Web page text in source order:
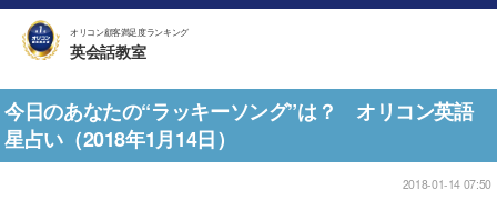
オリコン顧客満足度ランキング
英会話教室
今日のあなたの“ラッキーソング”は？ オリコン英語
星占い（2018年1月14日）
2018-01-14 07:50